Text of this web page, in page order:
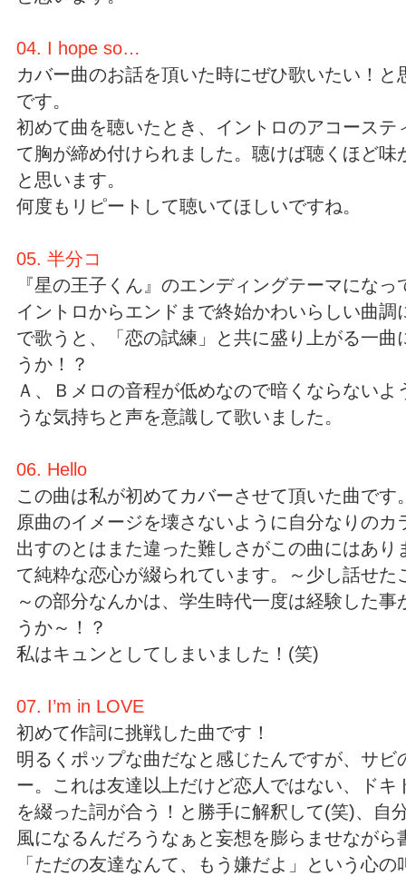
04. I hope so…
カバー曲のお話を頂いた時にぜひ歌いたい！と
です。
初めて曲を聴いたとき、イントロのアコーステ
て胸が締め付けられました。聴けば聴くほど味
と思います。
何度もリピートして聴いてほしいですね。
05. 半分コ
『星の王子くん』のエンディングテーマになっ
イントロからエンドまで終始かわいらしい曲調
で歌うと、「恋の試練」と共に盛り上がる一曲
うか！？
Ａ、Ｂメロの音程が低めなので暗くならない
うな気持ちと声を意識して歌いました。
06. Hello
この曲は私が初めてカバーさせて頂いた曲です
原曲のイメージを壊さないように自分なりのカ
出すのとはまた違った難しさがこの曲にはあり
て純粋な恋心が綴られています。～少し話せた
～の部分なんかは、学生時代一度は経験した
うか～！？
私はキュンとしてしまいました！(笑)
07. I’m in LOVE
初めて作詞に挑戦した曲です！
明るくポップな曲だなと感じたんですが、サビ
ー。これは友達以上だけど恋人ではない、ドキ
を綴った詞が合う！と勝手に解釈して(笑)、自
風になるんだろうなぁと妄想を膨らませながら
「ただの友達なんて、もう嫌だよ」という心